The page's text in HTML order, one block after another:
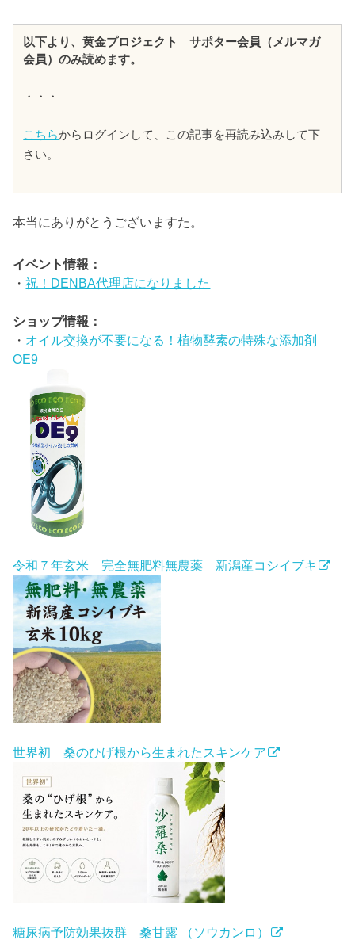
以下より、黄金プロジェクト サポター会員（メルマガ
会員）のみ読めます。
・・・
こちらからログインして、この記事を再読み込みして下
さい。
本当にありがとうございますた。
イベント情報：
・祝！DENBA代理店になりました
ショップ情報：
・ オイル交換が不要になる！植物酵素の特殊な添加剤
OE9
令和７年玄米 完全無肥料無農薬 新潟産コシイブキ
世界初 桑のひげ根から生まれたスキンケア
糖尿病予防効果抜群 桑甘露 （ソウカンロ）